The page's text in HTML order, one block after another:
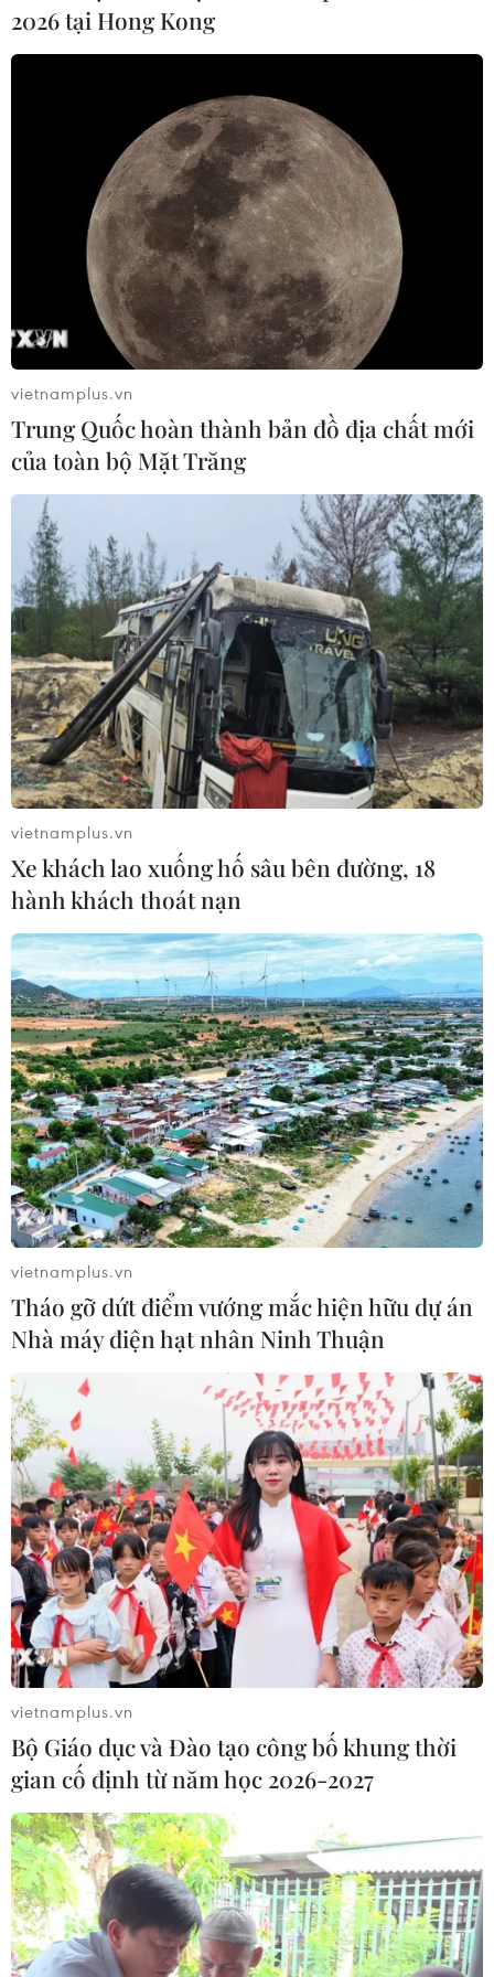
duy âm nhạc và “chiến lược” khá thông minh nhằm
2026 tại Hong Kong
vietnamplus.vn
Trung Quốc hoàn thành bản đồ địa chất mới
của toàn bộ Mặt Trăng
vietnamplus.vn
Xe khách lao xuống hố sâu bên đường, 18
hành khách thoát nạn
vietnamplus.vn
Tháo gỡ dứt điểm vướng mắc hiện hữu dự án
Nhà máy điện hạt nhân Ninh Thuận
vietnamplus.vn
Bộ Giáo dục và Đào tạo công bố khung thời
gian cố định từ năm học 2026-2027